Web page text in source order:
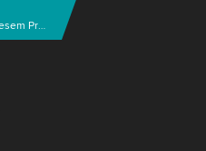
Haben Sie Fragen zu diesem Produkt?